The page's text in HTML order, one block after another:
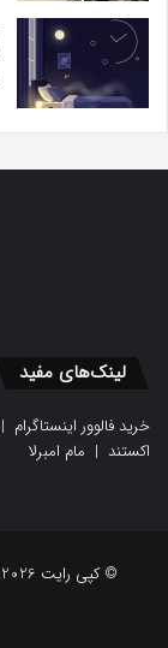
لینک‌های مفید
خرید فالوور اینستاگرام |
اکستند | مام امبرلا
© کپی رایت 2026, کلیه حقوق محفوظ است |